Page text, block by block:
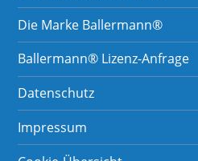
Die Marke Ballermann®
Ballermann® Lizenz-Anfrage
Datenschutz
Impressum